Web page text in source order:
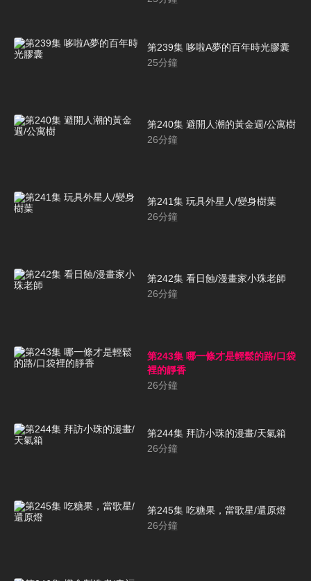
第239集 哆啦A夢的百年時光膠囊
25分鐘
第240集 避開人潮的黃金週/公寓樹
26分鐘
第241集 玩具外星人/變身樹葉
26分鐘
第242集 看日蝕/漫畫家小珠老師
26分鐘
第243集 哪一條才是輕鬆的路/口袋
裡的靜香
26分鐘
第244集 拜訪小珠的漫畫/天氣箱
26分鐘
第245集 吃糖果，當歌星/還原燈
26分鐘